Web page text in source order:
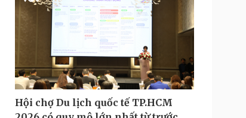
Hội chợ Du lịch quốc tế TP.HCM